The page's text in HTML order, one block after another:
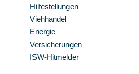
Hilfestellungen
Viehhandel
Energie
Versicherungen
ISW-Hitmelder